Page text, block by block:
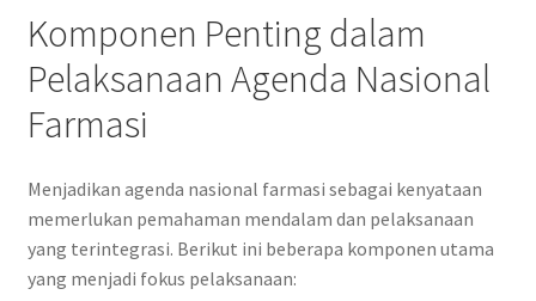
Komponen Penting dalam
Pelaksanaan Agenda Nasional
Farmasi
Menjadikan agenda nasional farmasi sebagai kenyataan
memerlukan pemahaman mendalam dan pelaksanaan
yang terintegrasi. Berikut ini beberapa komponen utama
yang menjadi fokus pelaksanaan: